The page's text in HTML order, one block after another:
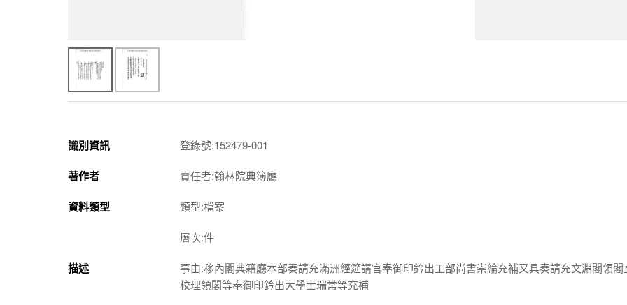
識別資訊 登錄號:152479-001
著作者 責任者:翰林院典簿廳
資料類型 類型:檔案
層次:件
描述
事由:移內閣典籍廳本部奏請充滿洲經筵講官奉御印鈐出工部尚書崇綸充補又具奏請充文淵閣領閣
校理領閣等奉御印鈐出大學士瑞常等充補